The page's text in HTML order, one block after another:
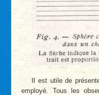
Il est utile de
employé. Tous les